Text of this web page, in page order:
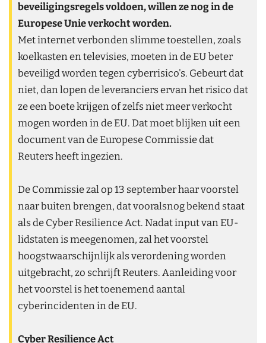
beveiligingsregels voldoen, willen ze nog in de
Europese Unie verkocht worden.
Met internet verbonden slimme toestellen, zoals
koelkasten en televisies, moeten in de EU beter
beveiligd worden tegen cyberrisico's. Gebeurt dat
niet, dan lopen de leveranciers ervan het risico dat
ze een boete krijgen of zelfs niet meer verkocht
mogen worden in de EU. Dat moet blijken uit een
document van de Europese Commissie dat
Reuters heeft ingezien.
De Commissie zal op 13 september haar voorstel
naar buiten brengen, dat vooralsnog bekend staat
als de Cyber Resilience Act. Nadat input van EU-
lidstaten is meegenomen, zal het voorstel
hoogstwaarschijnlijk als verordening worden
uitgebracht, zo schrijft Reuters. Aanleiding voor
het voorstel is het toenemend aantal
cyberincidenten in de EU.
Cyber Resilience Act